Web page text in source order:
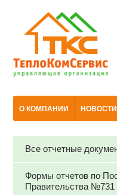
О КОМПАНИИ НОВОСТИ
Все отчетные
Формы отчетов по
Правительства №731